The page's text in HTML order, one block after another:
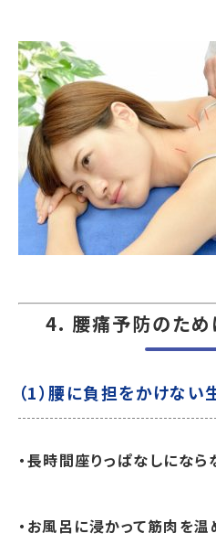
4. 腰痛予防のため
（1）腰に負担をかけな
・長時間座りっぱなしになら
・お風呂に浸かって筋肉を温